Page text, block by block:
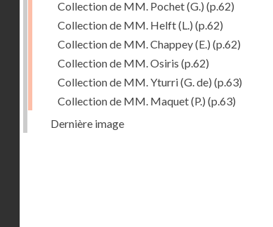
Collection de MM. Pochet (G.) (p.62)
Collection de MM. Helft (L.) (p.62)
Collection de MM. Chappey (E.) (p.62)
Collection de MM. Osiris (p.62)
Collection de MM. Yturri (G. de) (p.63)
Collection de MM. Maquet (P.) (p.63)
Dernière image